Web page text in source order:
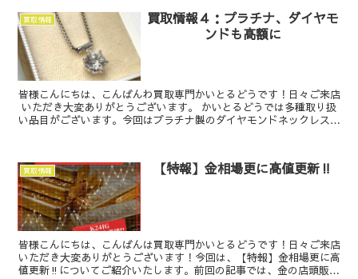
買取情報
買取情報４：プラチナ、ダイヤモ
ンドも高額に
皆様こんにちは、こんばんわ買取専門かいとるどうです！日々ご来店
いただき大変ありがとうございます。 かいとるどうでは多種取り扱
い品目がございます。今回はプラチナ製のダイヤモンドネックレスを
買取情報 【特報】金相場更に高値更新‼
皆様こんにちは、こんばんは買取専門かいとるどうです！日々ご来店
いただき大変ありがとうございます！今回は、【特報】金相場更に高
値更新‼についてご紹介いたします。前回の記事では、金の店頭販売